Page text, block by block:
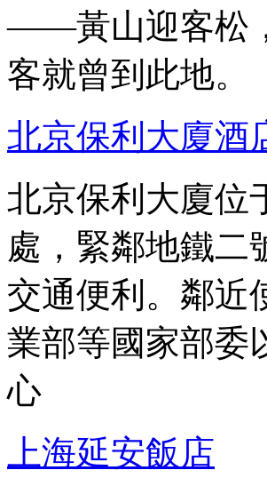
——黃山迎客松
客就曾到此地。
北京保利大廈酒
北京保利大廈位
處，緊鄰地鐵二
交通便利。鄰近
業部等國家部委
心
上海延安飯店